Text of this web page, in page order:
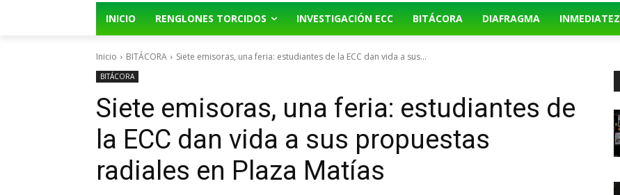
INICIO RENGLONES TORCIDOS INVESTIGACIÓN ECC BITÁCORA DIAFRAGMA INMEDIATEZ
Inicio BITÁCORA Siete emisoras, una feria: estudiantes de la ECC dan vida a sus...
BITÁCORA
Siete emisoras, una feria: estudiantes de
la ECC dan vida a sus propuestas
radiales en Plaza Matías